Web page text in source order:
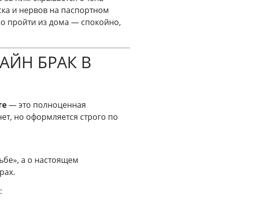
и нервов на паспортном
пройти из дома — спокойно,
БРАК В
— это полноценная
но оформляется строго по
а о настоящем